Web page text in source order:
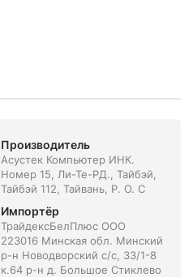
Производитель
Асустек Компьютер ИНК.
Номер 15, Ли-Те-РД., Тайбэй,
Тайбэй 112, Тайвань, Р. О. С
Импортёр
ТрайдексБелПлюс ООО
223016 Минская обл. Минский
р-н Новодворский с/с, 33/1-8
к.64 р-н д. Большое Стиклево